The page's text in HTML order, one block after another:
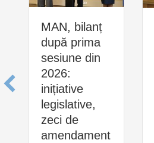
MAN, bilanț
după prima
sesiune din
2026:
inițiative
legislative,
zeci de
amendament